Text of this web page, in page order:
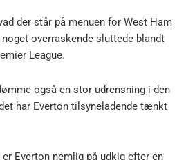
der står på menuen for West Ham
overraskende sluttede blandt
League.
også en stor udrensning i den
har Everton tilsyneladende tænkt
Everton nemlig på udkig efter en